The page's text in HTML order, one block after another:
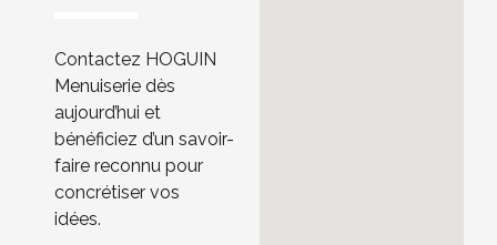
Contactez HOGUIN
Menuiserie dès
aujourd’hui et
bénéficiez d’un savoir-
faire reconnu pour
concrétiser vos
idées.